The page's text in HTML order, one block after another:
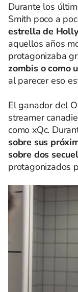
Durante los
Smith poco a
estrella de
aquellos años
protagonizaba
zombis o como
al parecer eso
El ganador del
streamer
como xQc.
sobre sus
sobre dos
protagonizados